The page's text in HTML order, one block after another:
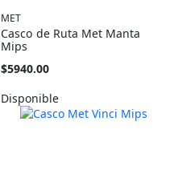
MET
Casco de Ruta Met Manta
Mips
Tan
como
$5940.00
Disponible